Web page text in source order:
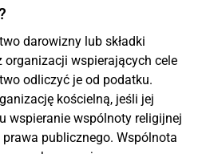
darowizny lub składki
organizacji wspierających cele
odliczyć je od podatku.
kościelną, jeśli jej
wspieranie wspólnoty religijnej
publicznego. Wspólnota